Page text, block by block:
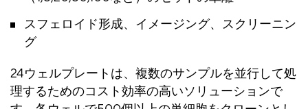
スフェロイド形成、イメージング、スクリーニン
グ
24ウェルプレートは、複数のサンプルを並行して処
理するためのコスト効率の高いソリューションで